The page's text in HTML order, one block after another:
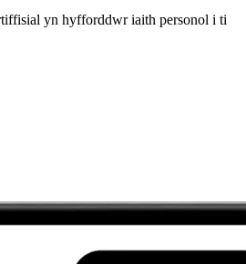
yn hyfforddwr iaith personol i ti